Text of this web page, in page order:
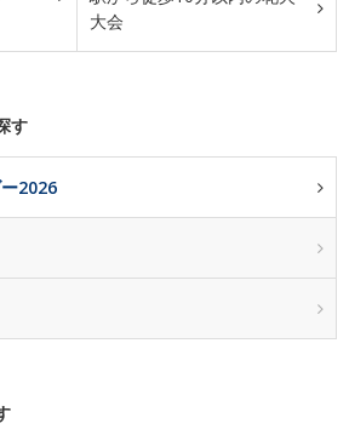
大会
す
2026